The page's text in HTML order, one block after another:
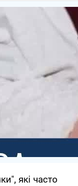
які часто